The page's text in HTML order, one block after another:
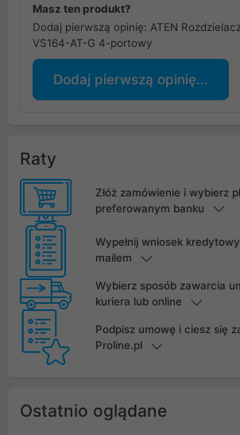
Masz ten produkt?
Dodaj pierwszą opinię: ATEN
VS164-AT-G 4-portowy
Dodaj pierwszą opinię...
Raty
Złóż zamówienie i wybierz
preferowanym banku
Wypełnij wniosek
mailem
Wybierz sposób zawarcia
kuriera lub online
Podpisz umowę i ciesz się
Proline.pl
Ostatnio oglądane